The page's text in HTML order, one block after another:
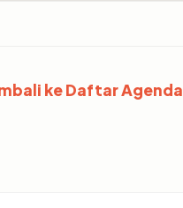
ke Daftar Agenda